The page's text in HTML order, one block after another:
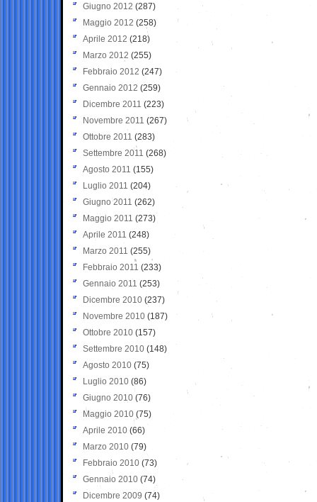
Giugno 2012 (287)
Maggio 2012 (258)
Aprile 2012 (218)
Marzo 2012 (255)
Febbraio 2012 (247)
Gennaio 2012 (259)
Dicembre 2011 (223)
Novembre 2011 (267)
Ottobre 2011 (283)
Settembre 2011 (268)
Agosto 2011 (155)
Luglio 2011 (204)
Giugno 2011 (262)
Maggio 2011 (273)
Aprile 2011 (248)
Marzo 2011 (255)
Febbraio 2011 (233)
Gennaio 2011 (253)
Dicembre 2010 (237)
Novembre 2010 (187)
Ottobre 2010 (157)
Settembre 2010 (148)
Agosto 2010 (75)
Luglio 2010 (86)
Giugno 2010 (76)
Maggio 2010 (75)
Aprile 2010 (66)
Marzo 2010 (79)
Febbraio 2010 (73)
Gennaio 2010 (74)
Dicembre 2009 (74)